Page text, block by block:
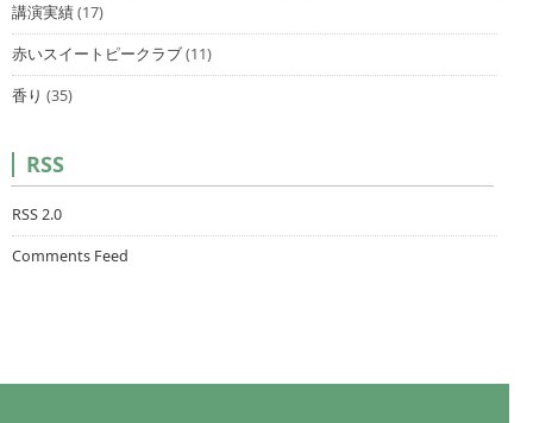
講演実績(17)
赤いスイートピークラブ(11)
香り (35)
RSS
RSS 2.0
Comments Feed